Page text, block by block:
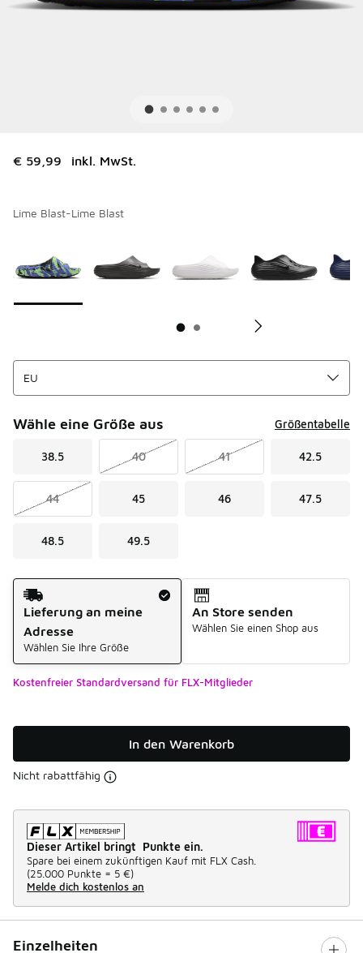
€ 59,99 inkl. MwSt.
Lime Blast-Lime Blast
Wähle eine Größe aus Größentabelle
38.5 40 41 42.5
44 45 46 47.5
48.5 49.5
Versandart
Lieferung an meine
Adresse
Wählen Sie Ihre Größe
An Store senden
Wählen Sie einen Shop aus
Kostenfreier Standardversand für FLX-Mitglieder
In den Warenkorb
Nicht rabattfähig
Dieser Artikel bringt Punkte ein.
Spare bei einem zukünftigen Kauf mit FLX Cash.
(25.000 Punkte = 5 €)
Melde dich kostenlos an
Einzelheiten